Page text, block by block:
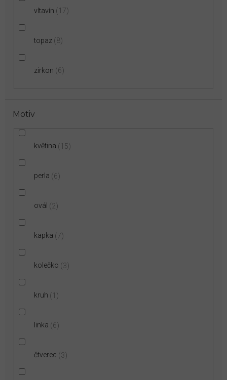
vltavín 17
topaz 8
zirkon 6
Motiv
květina 15
perla 6
ovál 2
kapka 7
kolečko 3
kruh 1
linka 6
čtverec 3